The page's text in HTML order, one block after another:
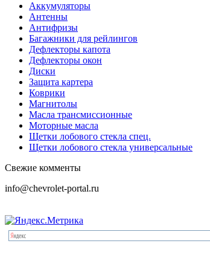
Аккумуляторы
Антенны
Антифризы
Багажники для рейлингов
Дефлекторы капота
Дефлекторы окон
Диски
Защита картера
Коврики
Магнитолы
Масла трансмиссионные
Моторные масла
Щетки лобового стекла спец.
Щетки лобового стекла универсальные
Свежие комменты
info@chevrolet-portal.ru